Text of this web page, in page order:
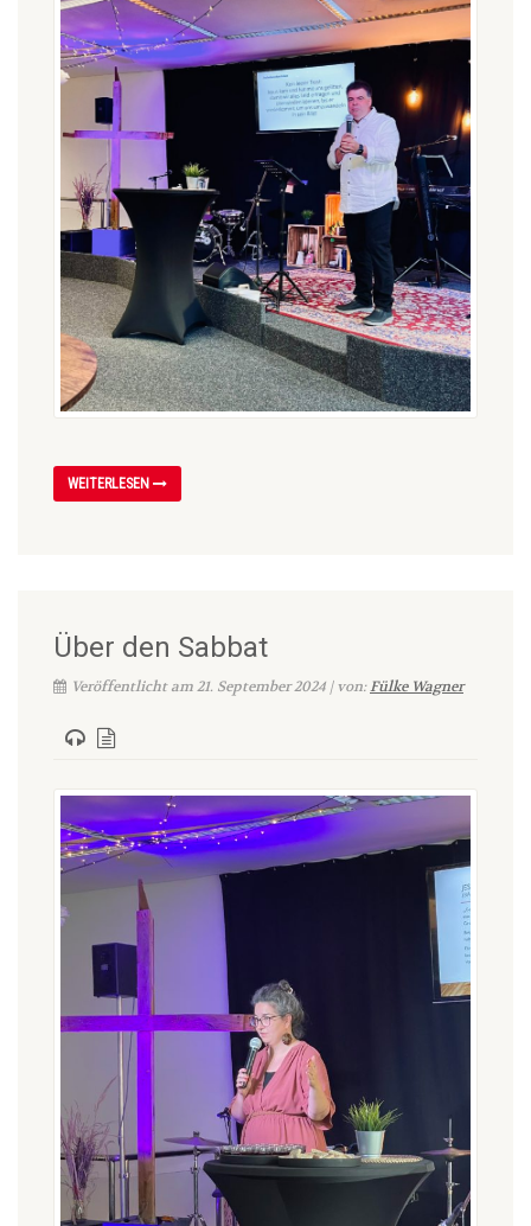
WEITERLESEN
Über den Sabbat
Veröffentlicht am 21. September 2024 | von:Fülke Wagner